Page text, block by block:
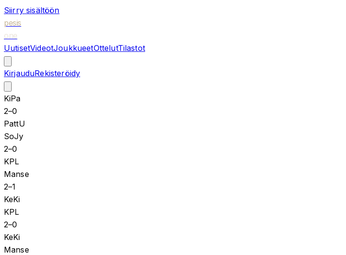
Siirry sisältöön
pesis
one
UutisetVideotJoukkueetOttelutTilastot
KirjauduRekisteröidy
KiPa
2–0
PattU
SoJy
2–0
KPL
Manse
2–1
KeKi
KPL
2–0
KeKi
Manse